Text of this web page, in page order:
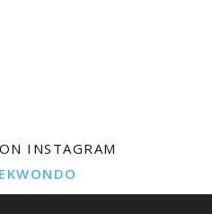
INSTAGRAM